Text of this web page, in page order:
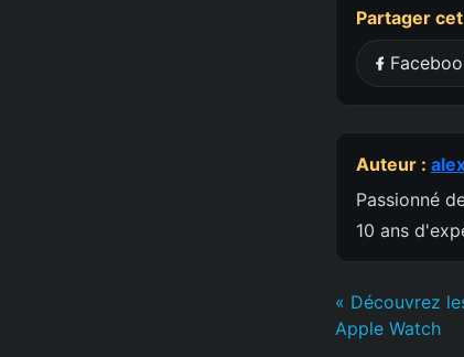
Partager
Auteur :
Passionné
10 ans
« Découvrez
Apple Watch